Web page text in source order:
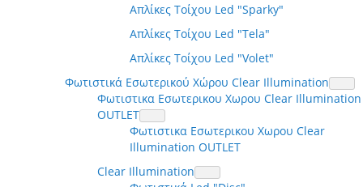
Απλίκες Τοίχου Led "Sparky"
Απλίκες Τοίχου Led "Tela"
Απλίκες Τοίχου Led "Volet"
Φωτιστικά Εσωτερικού Χώρου Clear Illumination
Φωτιστικα Εσωτερικου Χωρου Clear Illumination
OUTLET
Φωτιστικα Εσωτερικου Χωρου Clear
Illumination OUTLET
Clear Illumination